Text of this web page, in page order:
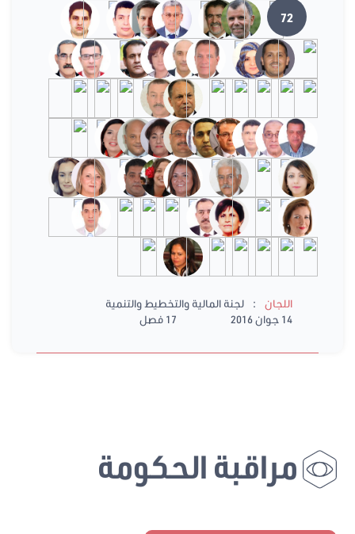
72
اللجان :
لجنة المالية والتخطيط والتنمية
14 جوان 2016
17 فصل
مراقبة الحكومة